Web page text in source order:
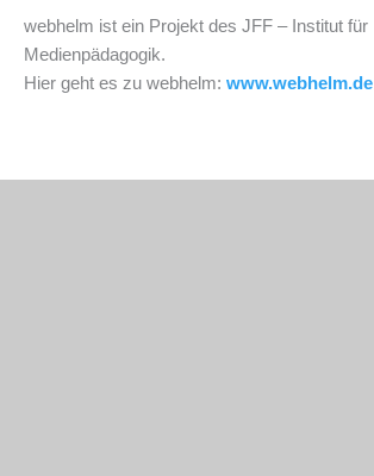
webhelm ist ein Projekt des JFF – Institut für
Medienpädagogik.
Hier geht es zu webhelm: www.webhelm.de